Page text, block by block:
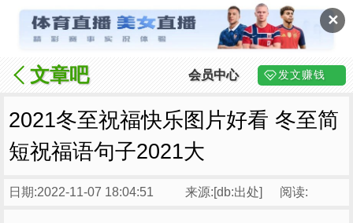
✕
文章吧 会员中心 发文赚钱
2021冬至祝福快乐图片好看 冬至简
短祝福语句子2021大
日期:2022-11-07 18:04:51 来源:[db:出处] 阅读: